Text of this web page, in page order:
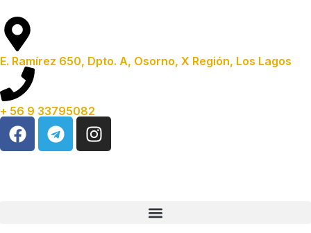
E. Ramírez 650, Dpto. A, Osorno, X Región, Los Lagos
+ 56 9 33795082